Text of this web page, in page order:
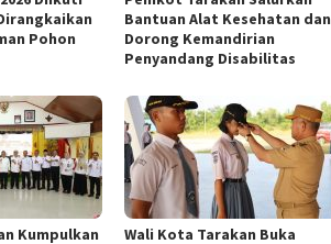
Pohon
Bantuan Alat Kesehatan dan
Dorong Kemandirian
Penyandang Disabilitas
Kumpulkan
Wali Kota Tarakan Buka